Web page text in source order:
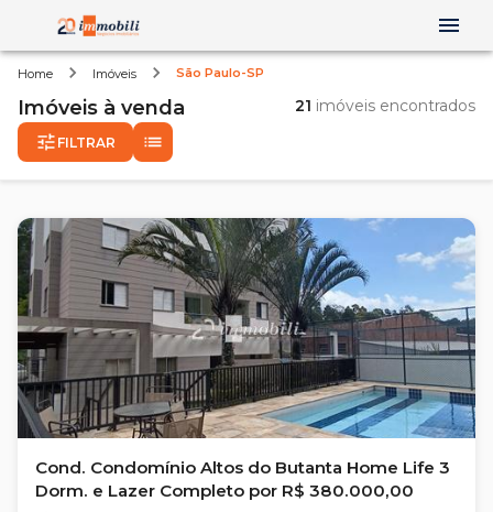
Home Imóveis São Paulo-SP
Imóveis à venda 21 imóveis encontrados
FILTRAR
Cond. Condomínio Altos do Butanta Home Life 3
Dorm. e Lazer Completo por R$ 380.000,00